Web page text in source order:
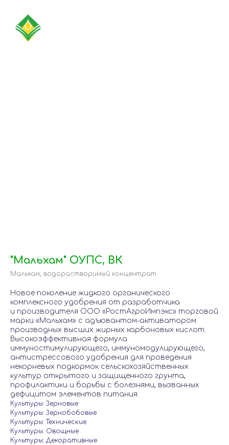
"Мальхам" ОУПС, ВК
Мальхам, водорастворимый концентрат
Новое поколение жидкого органического
комплексного удобрения от разработчика
и производителя ООО «РостАгроИмпэкс» торговой
марки «Мальхам» с адъювантом-активатором
производных высших жирных карбоновых кислот.
Высокоэффективная формула
иммуностимулирующего, иммуномодулирующего,
антистрессового удобрения для проведения
некорневых подкормок сельскохозяйственных
культур открытого и защищенного грунта,
профилактики и борьбы с болезнями, вызванных
дефицитом элементов питания.
Культуры: Зерновые
Культуры: Зернобобовые
Культуры: Технические
Культуры: Овощные
Культуры: Декоративные